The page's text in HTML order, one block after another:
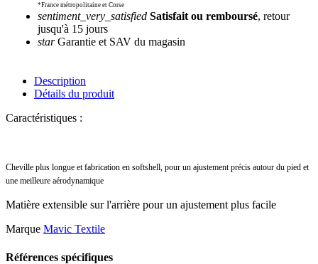
*France métropolitaine et Corse
sentiment_very_satisfied Satisfait ou remboursé, retour
jusqu'à 15 jours
starGarantie et SAV du magasin
Description
Détails du produit
Caractéristiques :
Cheville plus longue et fabrication en softshell, pour un ajustement précis autour du pied et
une meilleure aérodynamique
Matière extensible sur l'arrière pour un ajustement plus facile
Marque Mavic Textile
Références spécifiques